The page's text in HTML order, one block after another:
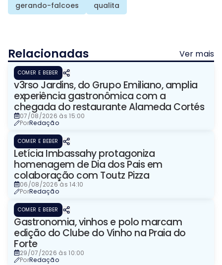
gerando-falcoes qualita
Relacionadas Ver mais
COMER E BEBER
v3rso Jardins, do Grupo Emiliano, amplia
experiência gastronômica com a
chegada do restaurante Alameda Cortés
07/08/2026 às 15:00
PorRedação
COMER E BEBER
Letícia Imbassahy protagoniza
homenagem de Dia dos Pais em
colaboração com Toutz Pizza
06/08/2026 às 14:10
PorRedação
COMER E BEBER
Gastronomia, vinhos e polo marcam
edição do Clube do Vinho na Praia do
Forte
29/07/2026 às 10:00
PorRedação